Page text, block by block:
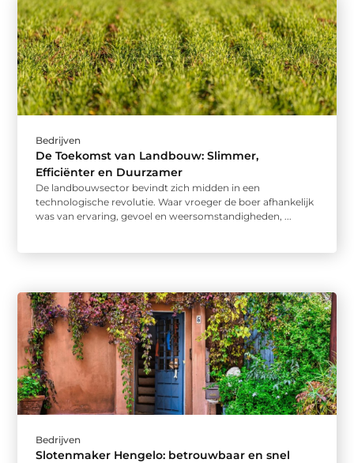
Bedrijven
De Toekomst van Landbouw: Slimmer,
Efficiënter en Duurzamer
De landbouwsector bevindt zich midden in een
technologische revolutie. Waar vroeger de boer afhankelijk
was van ervaring, gevoel en weersomstandigheden, ...
Bedrijven
Slotenmaker Hengelo: betrouwbaar en snel